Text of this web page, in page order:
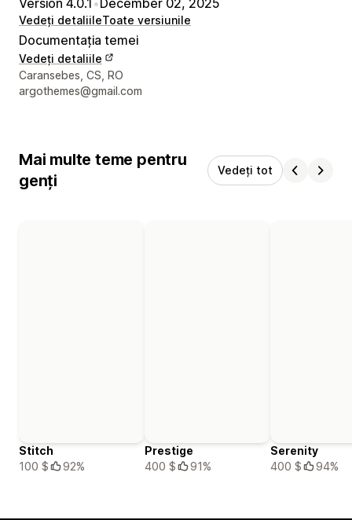
Vedeți detaliileToate versiunile
Documentația temei
Vedeți detaliile
Detaliile de contact ale designerului
Caransebes, CS, RO
argothemes@gmail.com
Mai multe teme pentru
genți
Vedeți tot
Stitch
100 $
92%
Prestige
400 $
91%
Serenity
400 $
94%